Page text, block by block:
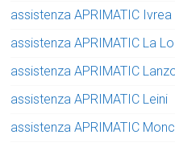
assistenza APRIMATIC Ivrea
assistenza APRIMATIC La
assistenza APRIMATIC
assistenza APRIMATIC Leini
assistenza APRIMATIC